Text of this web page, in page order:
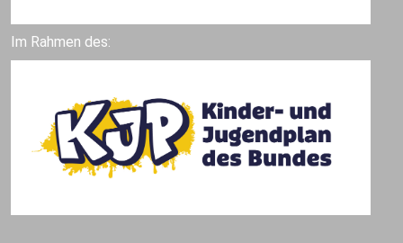
Im Rahmen des: